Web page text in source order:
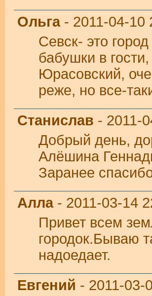
Ольга- 2011-04-10
Севск- это
бабушки в
Юрасовский,
реже, но все-
Станислав - 2011-
Добрый день,
Алёшина
Заранее
Алла- 2011-03-14
Привет всем
городок.Бываю
надоедает.
Евгений - 2011-03-